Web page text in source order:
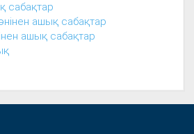
сабақтар
ашық сабақтар
ашық сабақтар